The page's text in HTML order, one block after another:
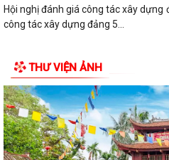
Hội nghị đánh giá công tác xây
công tác xây dựng đảng 5...
2026
Xã nhà tổ chức Hội nghị gặp mặt
chốt của địa phương qua...
CHI BỘ UBND XÃ THƯỢNG HỒNG
THƯ VIỆN ẢNH